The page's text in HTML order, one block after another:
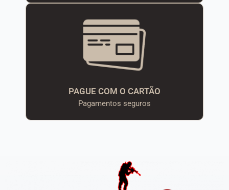
PAGUE COM O CARTÃO
Pagamentos seguros